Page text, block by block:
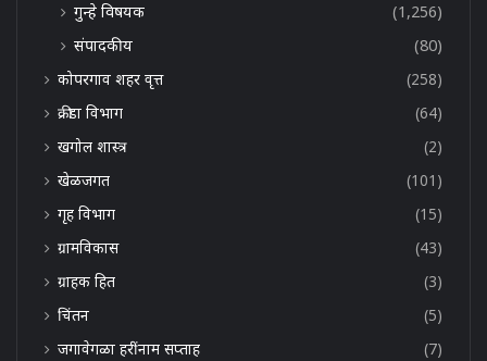
गुन्हे विषयक
(1,256)
संपादकीय
(80)
कोपरगाव शहर वृत्त
(258)
क्रीडा विभाग
(64)
खगोल शास्त्र
(2)
खेळजगत
(101)
गृह विभाग
(15)
ग्रामविकास
(43)
ग्राहक हित
(3)
चिंतन
(5)
जगावेगळा हरींनाम सप्ताह
(7)